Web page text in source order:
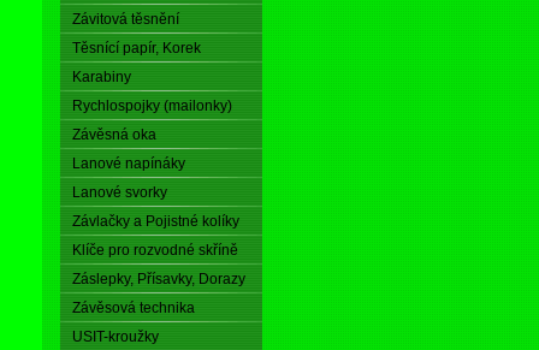
Závitová těsnění
Těsnící papír, Korek
Karabiny
Rychlospojky (mailonky)
Závěsná oka
Lanové napínáky
Lanové svorky
Závlačky a Pojistné kolíky
Klíče pro rozvodné skříně
Záslepky, Přísavky, Dorazy
Závěsová technika
USIT-kroužky